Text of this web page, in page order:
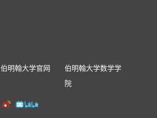
伯明翰大学官网
伯明翰大学数学学
院